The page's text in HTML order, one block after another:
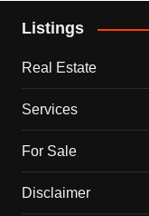
Listings
Real Estate
Services
For Sale
Disclaimer